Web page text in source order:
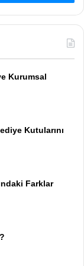
Kurumsal
Kutularını
Farklar